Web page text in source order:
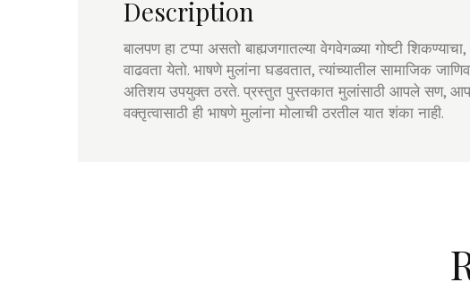
Description
बालपण हा टप्पा असतो बाह्यजगातल्या वेगवेगळ्या गोष्टी
वाढवता येतो. भाषणे मुलांना घडवतात, त्यांच्यातील सामाजिक
अतिशय उपयुक्त ठरते. प्रस्तुत पुस्तकात मुलांसाठी आपले सण,
वक्तृत्वासाठी ही भाषणे मुलांना मोलाची ठरतील यात शंका नाही.